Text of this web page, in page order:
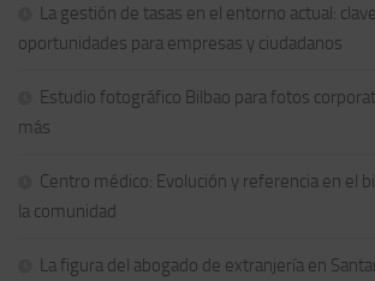
La gestión de tasas en el entorno actual:
oportunidades para empresas y ciudadanos
Estudio fotográfico Bilbao para fotos
más
Centro médico: Evolución y referencia en el
la comunidad
La figura del abogado de extranjería en